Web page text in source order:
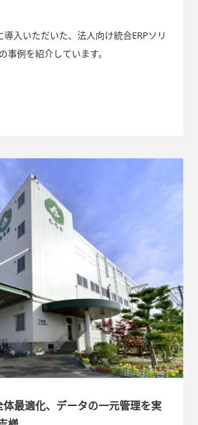
入いただいた、法人向け統合ERPソリ
事例を紹介しています。
最適化、データの一元管理を実